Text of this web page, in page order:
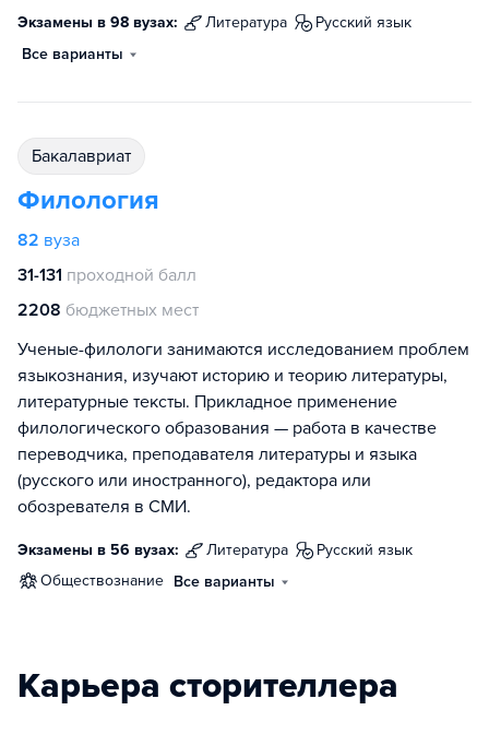
Экзамены в 98 вузах: литература
русский язык
Все варианты
бакалавриат
Филология
82 вуза
31-131 проходной балл
2208 бюджетных мест
Ученые-филологи занимаются исследованием проблем
языкознания, изучают историю и теорию литературы,
литературные тексты. Прикладное применение
филологического образования — работа в качестве
переводчика, преподавателя литературы и языка
(русского или иностранного), редактора или
обозревателя в СМИ.
Экзамены в 56 вузах: литература
русский язык
обществознание Все варианты
Карьера сторителлера